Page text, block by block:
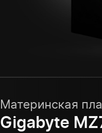
Материнская
Gigabyte